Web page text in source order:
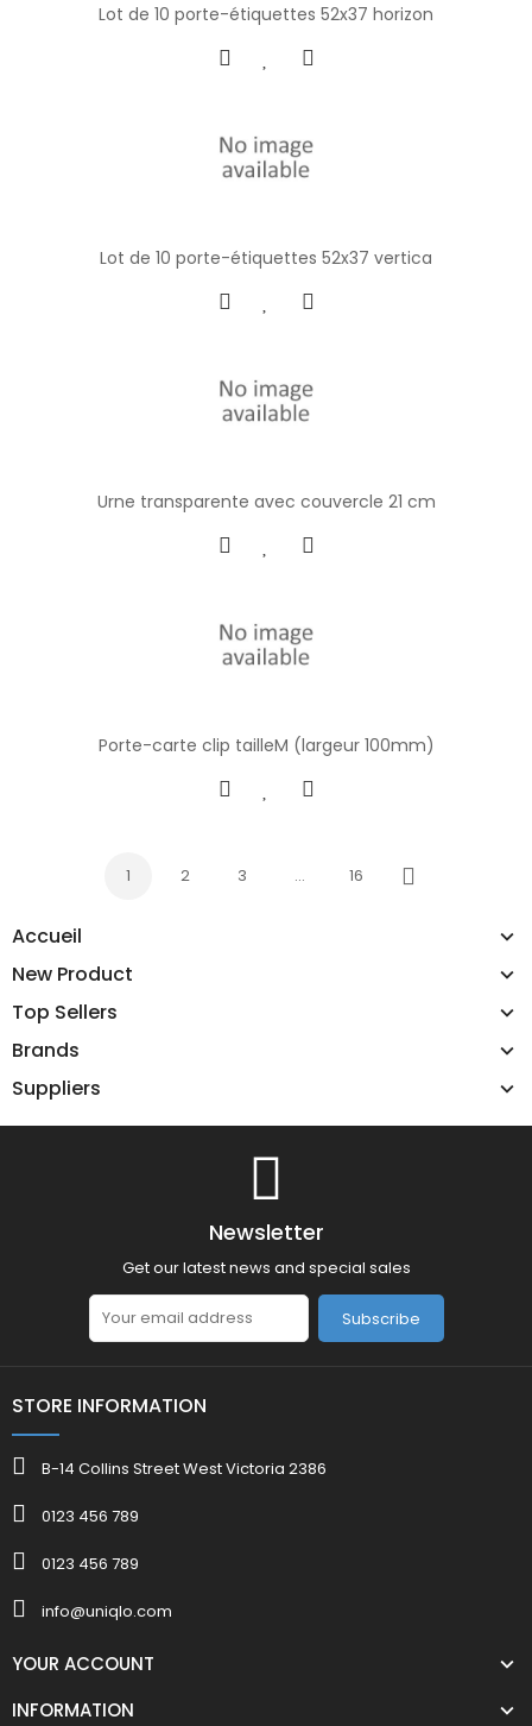
Accueil
New Product
Top Sellers
Brands
Suppliers
Lot de 10 porte-étiquettes 52x37 horizon
Lot de 10 porte-étiquettes 52x37 vertica
Urne transparente avec couvercle 21 cm
Porte-carte clip tailleM (largeur 100mm)
1 2 3 … 16
Next
Newsletter
Get our latest news and special sales
Subscribe
STORE INFORMATION
B-14 Collins Street West Victoria 2386
0123 456 789
0123 456 789
info@uniqlo.com
YOUR ACCOUNT
INFORMATION